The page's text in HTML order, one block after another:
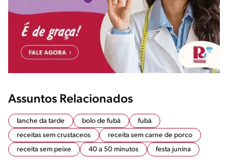
Assuntos Relacionados
lanche da tarde bolo de fubá
fubá
receitas sem crustaceos
receita sem carne de porco
receita sem peixe
40 a 50 minutos festa junina